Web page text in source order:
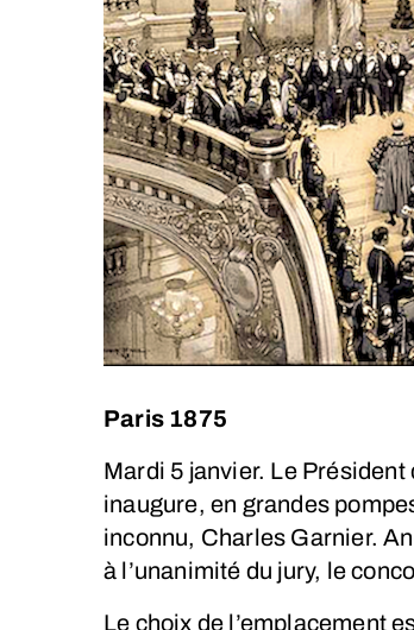
Paris 1875
Mardi 5 janvier. Le
inaugure, en grandes
inconnu, Charles Garnier.
à l’unanimité du jury, le
Le choix de l’emplacement